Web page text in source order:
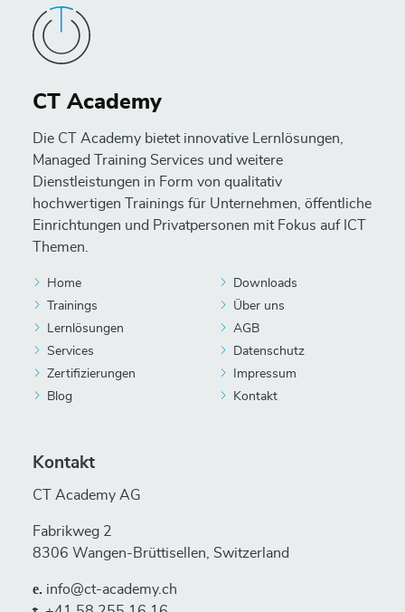
CT Academy
Die CT Academy bietet innovative Lernlösungen,
Managed Training Services und weitere
Dienstleistungen in Form von qualitativ
hochwertigen Trainings für Unternehmen, öffentliche
Einrichtungen und Privatpersonen mit Fokus auf ICT
Themen.
Home
Trainings
Lernlösungen
Services
Zertifizierungen
Blog
Downloads
Über uns
AGB
Datenschutz
Impressum
Kontakt
Kontakt
CT Academy AG
Fabrikweg 2
8306 Wangen-Brüttisellen, Switzerland
е. info@ct-academy.ch